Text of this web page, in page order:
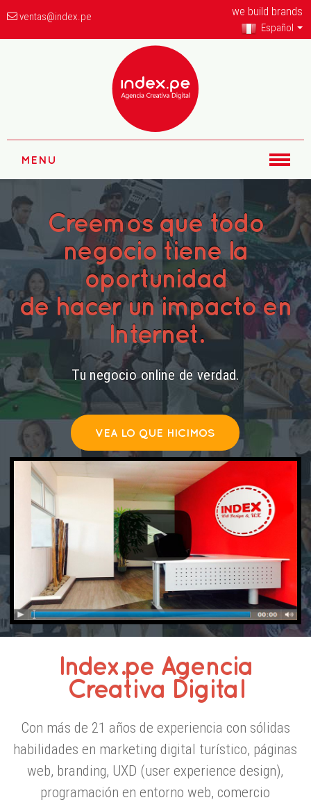
ventas@index.pe we build brands
Español
MENU
Creemos que todo
negocio tiene la
oportunidad
de hacer un impacto en
Internet.
Tu negocio online de verdad.
VEA LO QUE HICIMOS
Index.pe Agencia
Creativa Digital
Con más de 21 años de experiencia con sólidas
habilidades en marketing digital turístico, páginas
web, branding, UXD (user experience design),
programación en entorno web, comercio